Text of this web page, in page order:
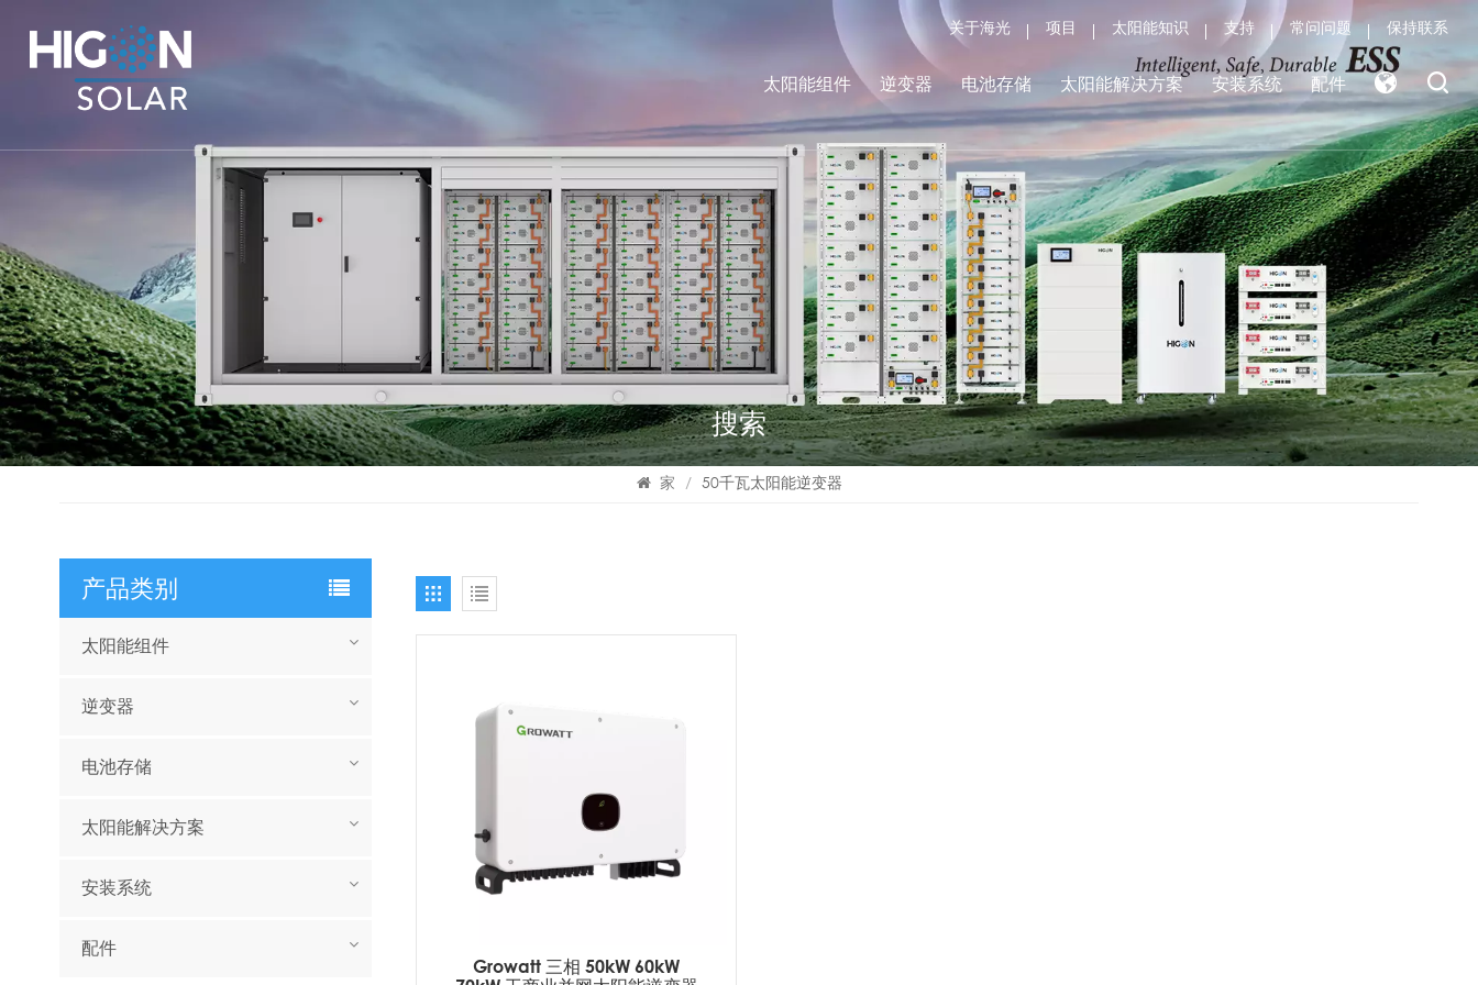
关于海光 项目 太阳能知识 支持 常问问题 保持联系
太阳能组件 逆变器 电池存储 太阳能解决方案 安装系统 配件
搜索
家 / 50千瓦太阳能逆变器
Growatt 三相 50kW 60kW
产品类别
太阳能组件
逆变器
电池存储
太阳能解决方案
安装系统
配件